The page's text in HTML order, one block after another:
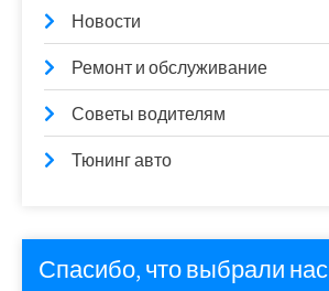
Новости
Ремонт и обслуживание
Советы водителям
Тюнинг авто
Спасибо, что выбрали нас